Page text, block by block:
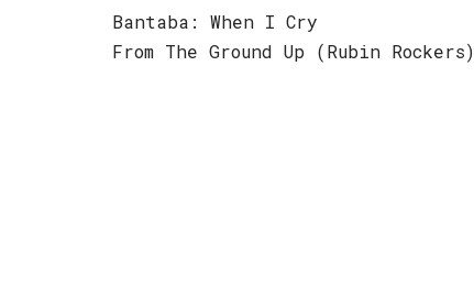
Bantaba: When I Cry
From The Ground Up (Rubin Rockers)